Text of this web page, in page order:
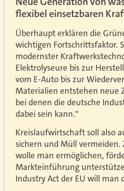
flexibel einsetzbaren
Überhaupt erklären die
wichtigen Fortschrittsfaktor.
modernster
Elektrolyseure bis zur
vom E-Auto bis zur
Materialien entstehen neue
bei denen die deutsche
dabei sein kann.“
Kreislaufwirtschaft soll also
sichern und Müll
wolle man ermöglichen,
Markteinführung
Industry Act der EU will man